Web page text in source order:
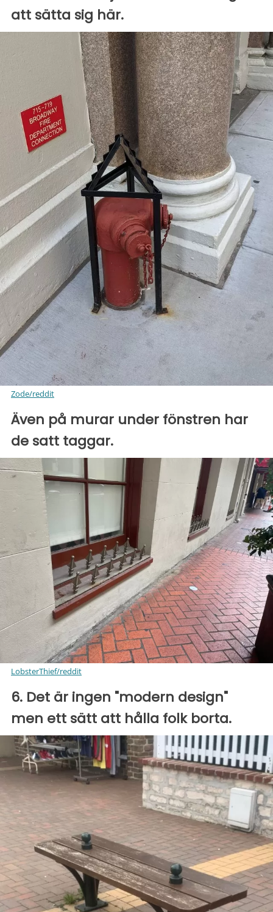
att sätta sig här.
Zode/reddit
Även på murar under fönstren har
de satt taggar.
LobsterThief/reddit
6. Det är ingen "modern design"
men ett sätt att hålla folk borta.